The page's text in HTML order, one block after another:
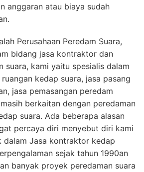
anggaran atau biaya sudah
Perusahaan Peredam Suara,
bidang jasa kontraktor dan
suara, kami yaitu spesialis dalam
kedap suara, jasa pasang
jasa pemasangan peredam
berkaitan dengan peredaman
suara. Ada beberapa alasan
percaya diri menyebut diri kami
dalam Jasa kontraktor kedap
sejak tahun 1990an
banyak proyek peredaman suara